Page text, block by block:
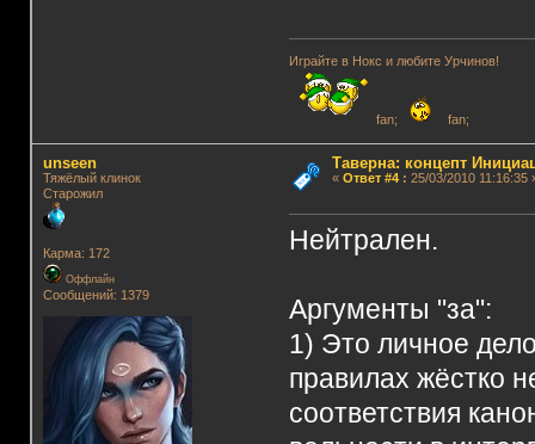
Играйте в Нокс и любите Урчинов!
fan; fan;
unseen
Тяжёлый клинок
Старожил
Карма: 172
Оффлайн
Сообщений: 1379
Таверна: концепт
« Ответ #4: 25/03/2010 11:16:35
Нейтрален.
Аргументы "за":
1) Это личное
правилах жёстко
соответствия